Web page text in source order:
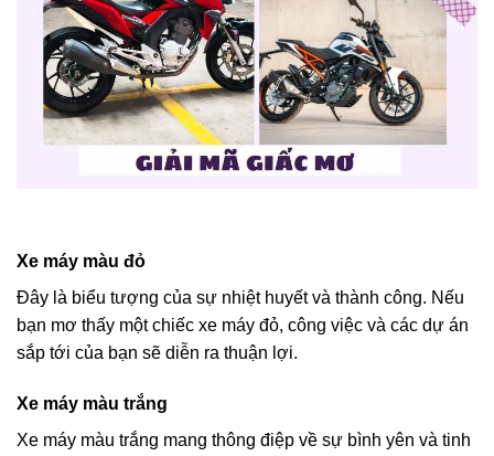
Xe máy màu đỏ
Đây là biểu tượng của sự nhiệt huyết và thành công. Nếu
bạn mơ thấy một chiếc xe máy đỏ, công việc và các dự án
sắp tới của bạn sẽ diễn ra thuận lợi.
Xe máy màu trắng
Xe máy màu trắng mang thông điệp về sự bình yên và tinh